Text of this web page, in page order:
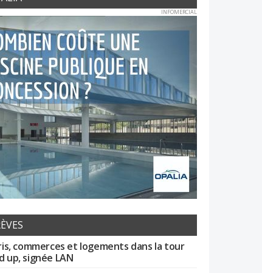
INFOMERCIAL
commerces et logements dans la tour
up, signée LAN